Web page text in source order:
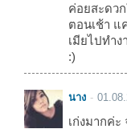
ค่อยสะดว
ตอนเช้า แ
เมียไปทำ
:)
นาง
เก่งมากค่